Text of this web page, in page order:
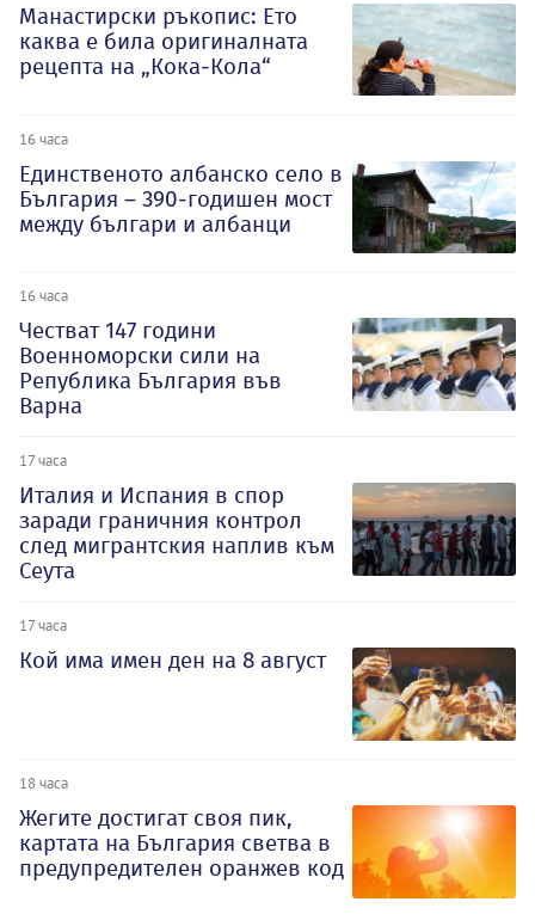
Манастирски ръкопис: Ето
каква е била оригиналната
рецепта на „Кока-Кола“
16 часа
Единственото албанско село в
България – 390-годишен мост
между българи и албанци
16 часа
Честват 147 години
Военноморски сили на
Република България във
Варна
17 часа
Италия и Испания в спор
заради граничния контрол
след мигрантския наплив към
Сеута
17 часа
Кой има имен ден на 8 август
18 часа
Жегите достигат своя пик,
картата на България светва в
предупредителен оранжев код